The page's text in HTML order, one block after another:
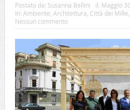
Postato da: Susanna Bellini il: Maggio
In: Ambiente Architettura Città dei Mille
Nessun commento